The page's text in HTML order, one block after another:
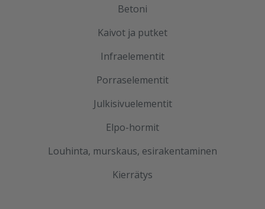
Betoni
Kaivot ja putket
Infraelementit
Porraselementit
Julkisivuelementit
Elpo-hormit
Louhinta, murskaus, esirakentaminen
Kierrätys